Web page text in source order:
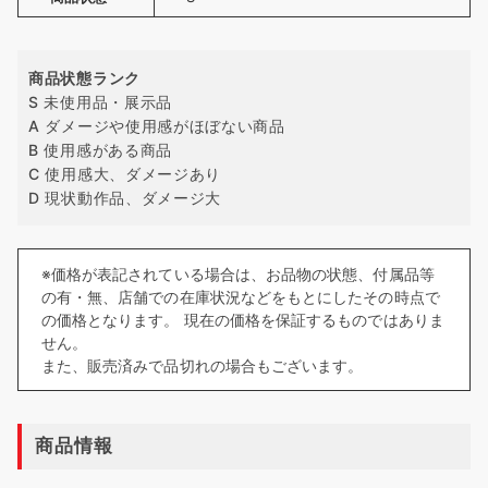
商品状態ランク
S 未使用品・展示品
A ダメージや使用感がほぼない商品
B 使用感がある商品
C 使用感大、ダメージあり
D 現状動作品、ダメージ大
※価格が表記されている場合は、お品物の状態、付属品等
の有・無、店舗での在庫状況などをもとにしたその時点で
の価格となります。 現在の価格を保証するものではありま
せん。
また、販売済みで品切れの場合もございます。
商品情報